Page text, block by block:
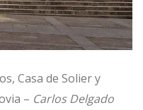
Casa de Solier y
– Carlos Delgado